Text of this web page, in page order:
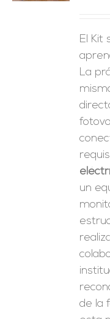
El Kit
La
un
de la